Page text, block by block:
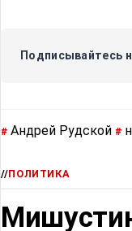
Подписывайтесь
# Андрей Рудской #
//ПОЛИТИКА